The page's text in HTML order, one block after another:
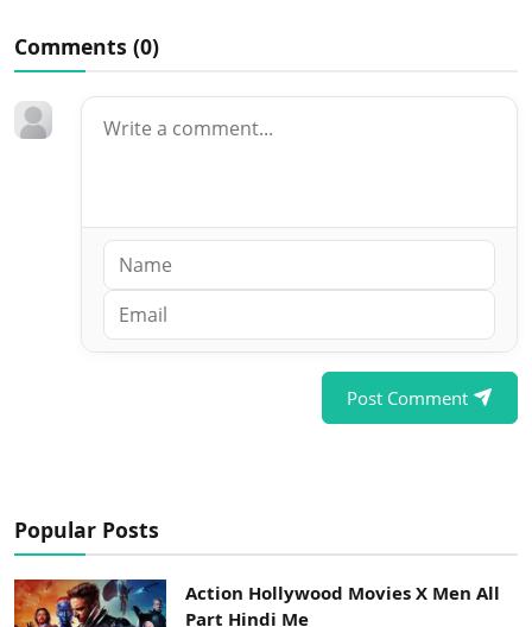
Comments (0)
Post Comment
Popular Posts
Action Hollywood Movies X Men All
Part Hindi Me